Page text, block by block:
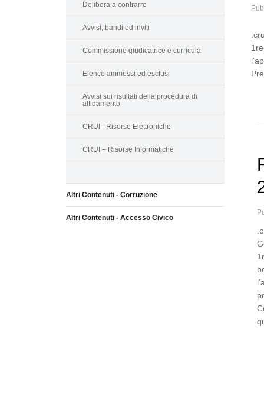
Delibera a contrarre
Avvisi, bandi ed inviti
Commissione giudicatrice e curricula
Elenco ammessi ed esclusi
Avvisi sui risultati della procedura di
affidamento
CRUI - Risorse Elettroniche
CRUI – Risorse Informatiche
Altri Contenuti - Corruzione
Altri Contenuti - Accesso Civico